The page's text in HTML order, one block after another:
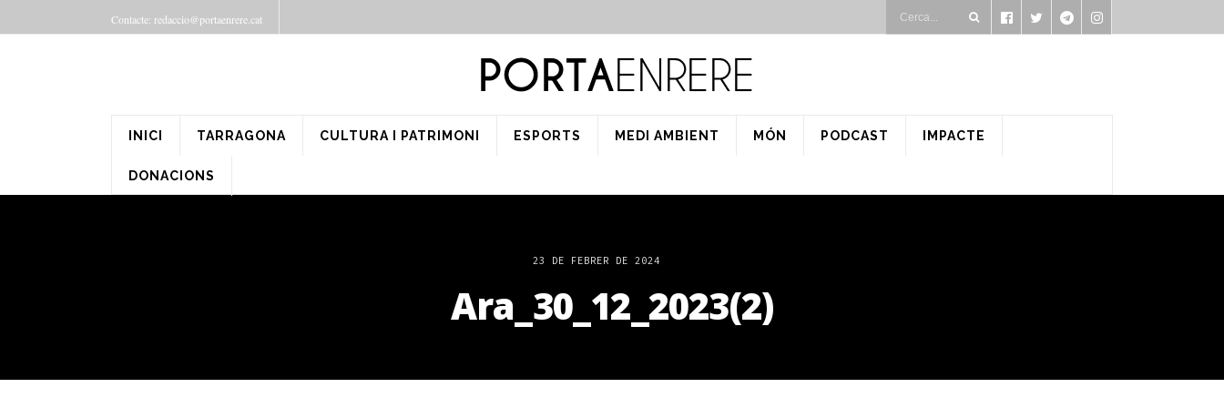
Contacte: redaccio@portaenrere.cat
INICI TARRAGONA CULTURA I PATRIMONI ESPORTS MEDI AMBIENT MÓN PODCAST IMPACTE
DONACIONS
23 DE FEBRER DE 2024
Ara_30_12_2023(2)